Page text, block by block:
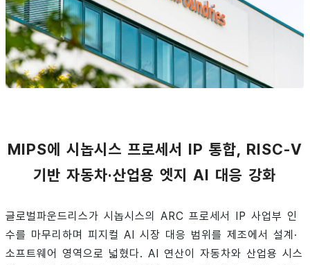
MIPS에 시놉시스 프로세서 IP 통합, RISC-V
기반 자동차·산업용 엣지 AI 대응 강화
글로벌파운드리스가 시놉시스의 ARC 프로세서 IP 사업부 인
수를 마무리하며 피지컬 AI 시장 대응 범위를 제조에서 설계·
소프트웨어 영역으로 넓혔다. AI 연산이 자동차와 산업용 시스